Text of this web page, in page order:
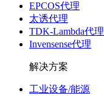
EPCOS代理
太诱代理
TDK-Lambda代理
Invensense代理
解决方案
工业设备/能源